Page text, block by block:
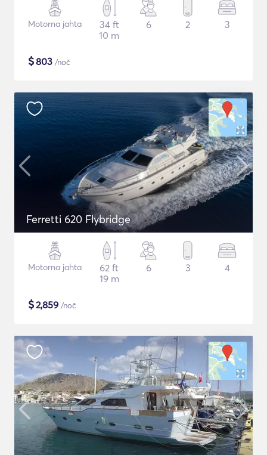
Motorna jahta
34 ft
10 m
6 2 3
$803 /noč
Ferretti 620 Flybridge
Motorna jahta
62 ft
19 m
6 3 4
$2,859 /noč